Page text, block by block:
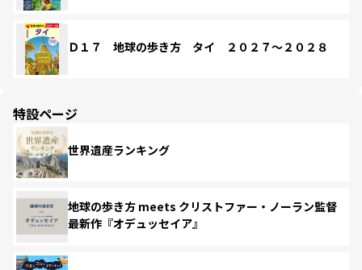
Ｄ１７ 地球の歩き方 タイ ２０２７～２０２８
特設ページ
世界遺産ランキング
地球の歩き方 meets クリストファー・ノーラン監督
最新作『オデュッセイア』